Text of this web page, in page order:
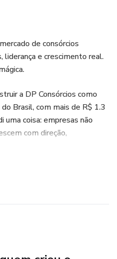
de consórcios
e crescimento real.
a DP Consórcios como
Brasil, com mais de R$ 1.3
uma coisa: empresas não
com direção,
faço 2 horas de foco